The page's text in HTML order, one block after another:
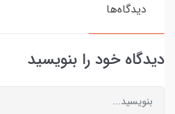
دیدگاه‌ها
دیدگاه خود را بنویسید